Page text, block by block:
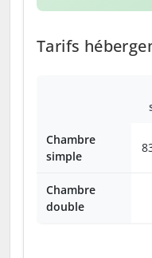
Tarifs
Chambre
simple
Chambre
double